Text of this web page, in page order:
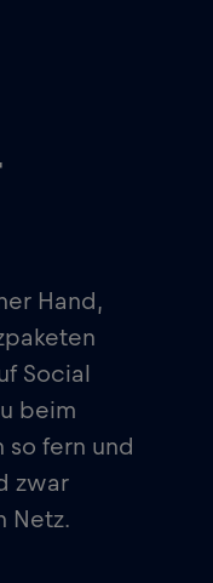
Hand,
Social
beim
so fern und
zwar
Netz.